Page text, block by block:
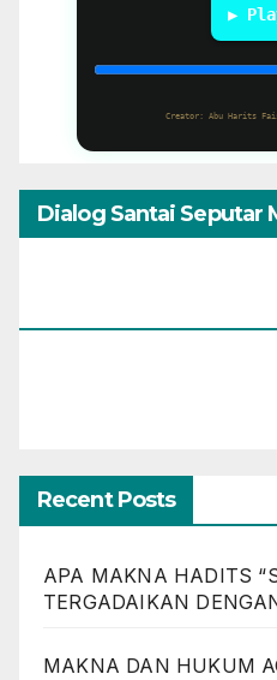
▶
Creator: Abu Harits
Dialog Santai Seputar
Recent Posts
APA MAKNA HADITS
TERGADAIKAN
MAKNA DAN HUKUM